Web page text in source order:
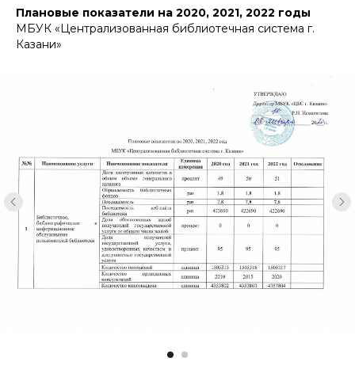
Плановые показатели на 2020, 2021, 2022 годы
МБУК «Централизованная библиотечная система г.
Казани»